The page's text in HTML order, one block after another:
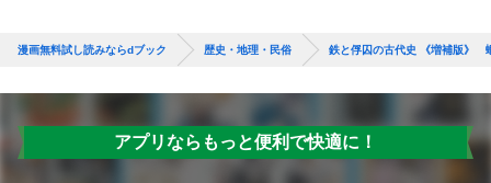
漫画無料試し読みならdブック 歴史・地理・民俗 鉄と俘囚の古代史 《増補版》
アプリならもっと便利で快適に！